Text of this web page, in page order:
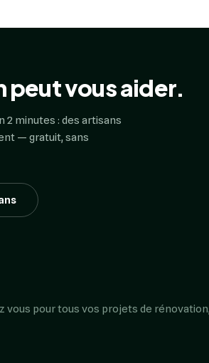
peut vous aider.
2 minutes : des artisans
— gratuit, sans
vous pour tous vos projets de rénovation,